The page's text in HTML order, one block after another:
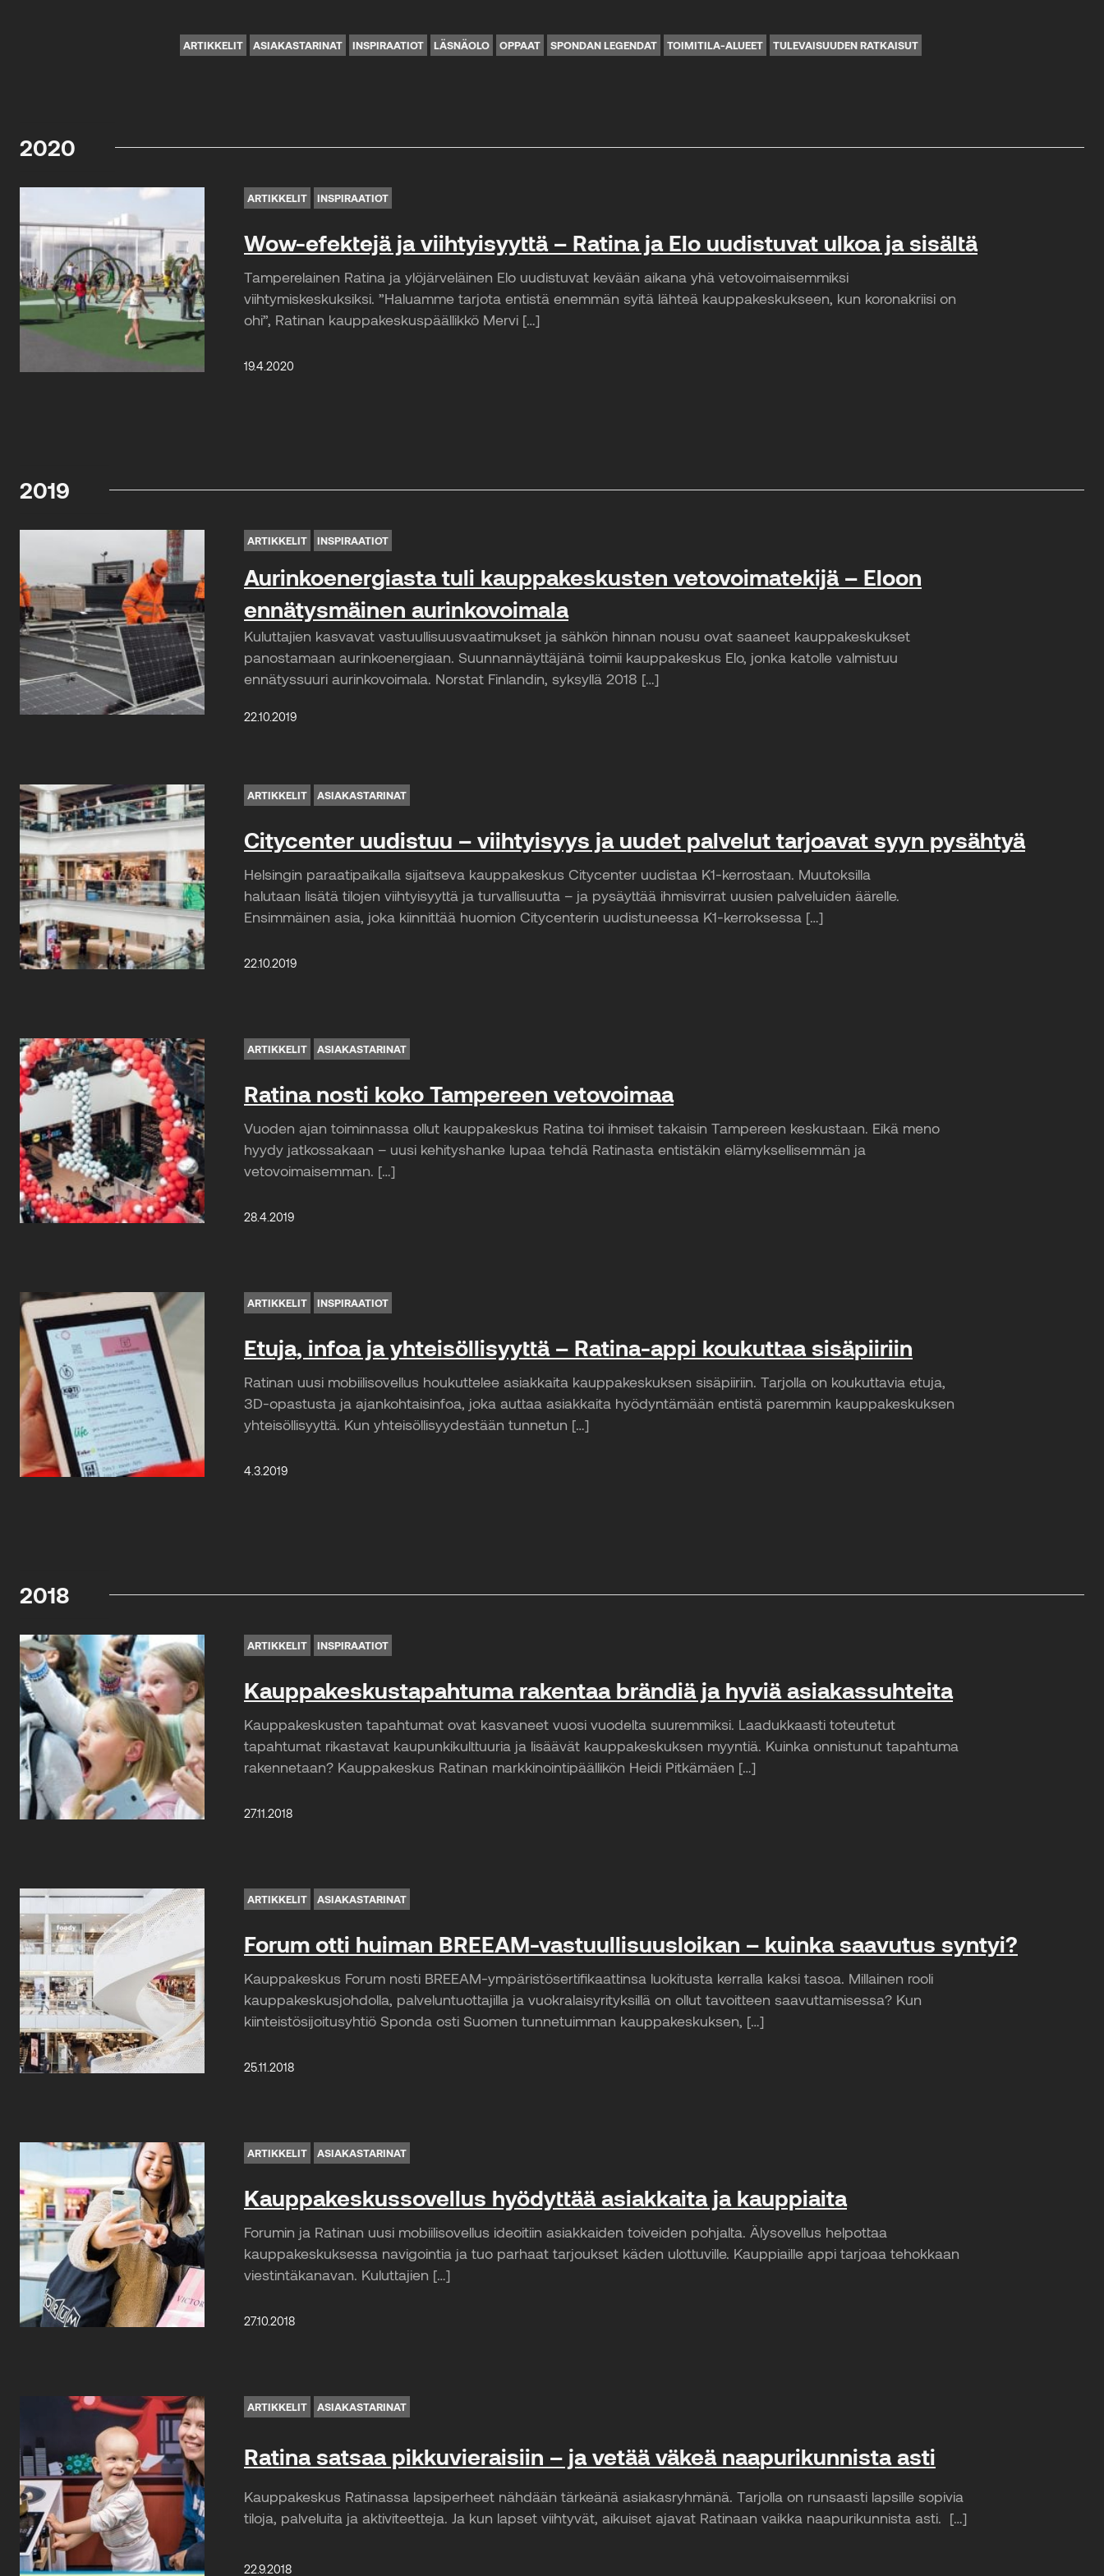
ARTIKKELIT ASIAKASTARINAT INSPIRAATIOT LÄSNÄOLO OPPAAT SPONDAN LEGENDAT TOIMITILA-ALUEET TULEVAISUUDEN RATKAISUT
2020
ARTIKKELIT INSPIRAATIOT
Wow-efektejä ja viihtyisyyttä – Ratina ja Elo uudistuvat ulkoa ja sisältä
Tamperelainen Ratina ja ylöjärveläinen Elo uudistuvat kevään aikana yhä vetovoimaisemmiksi
viihtymiskeskuksiksi. ”Haluamme tarjota entistä enemmän syitä lähteä kauppakeskukseen, kun koronakriisi on
ohi”, Ratinan kauppakeskuspäällikkö Mervi […]
19.4.2020
2019
ARTIKKELIT INSPIRAATIOT
Aurinkoenergiasta tuli kauppakeskusten vetovoimatekijä – Eloon
ennätysmäinen aurinkovoimala
Kuluttajien kasvavat vastuullisuusvaatimukset ja sähkön hinnan nousu ovat saaneet kauppakeskukset
panostamaan aurinkoenergiaan. Suunnannäyttäjänä toimii kauppakeskus Elo, jonka katolle valmistuu
ennätyssuuri aurinkovoimala. Norstat Finlandin, syksyllä 2018 […]
22.10.2019
ARTIKKELIT ASIAKASTARINAT
Citycenter uudistuu – viihtyisyys ja uudet palvelut tarjoavat syyn pysähtyä
Helsingin paraatipaikalla sijaitseva kauppakeskus Citycenter uudistaa K1-kerrostaan. Muutoksilla
halutaan lisätä tilojen viihtyisyyttä ja turvallisuutta – ja pysäyttää ihmisvirrat uusien palveluiden äärelle.
Ensimmäinen asia, joka kiinnittää huomion Citycenterin uudistuneessa K1-kerroksessa […]
22.10.2019
ARTIKKELIT ASIAKASTARINAT
Ratina nosti koko Tampereen vetovoimaa
Vuoden ajan toiminnassa ollut kauppakeskus Ratina toi ihmiset takaisin Tampereen keskustaan. Eikä meno
hyydy jatkossakaan – uusi kehityshanke lupaa tehdä Ratinasta entistäkin elämyksellisemmän ja
vetovoimaisemman. […]
28.4.2019
ARTIKKELIT INSPIRAATIOT
Etuja, infoa ja yhteisöllisyyttä – Ratina-appi koukuttaa sisäpiiriin
Ratinan uusi mobiilisovellus houkuttelee asiakkaita kauppakeskuksen sisäpiiriin. Tarjolla on koukuttavia etuja,
3D-opastusta ja ajankohtaisinfoa, joka auttaa asiakkaita hyödyntämään entistä paremmin kauppakeskuksen
yhteisöllisyyttä. Kun yhteisöllisyydestään tunnetun […]
4.3.2019
2018
ARTIKKELIT INSPIRAATIOT
Kauppakeskustapahtuma rakentaa brändiä ja hyviä asiakassuhteita
Kauppakeskusten tapahtumat ovat kasvaneet vuosi vuodelta suuremmiksi. Laadukkaasti toteutetut
tapahtumat rikastavat kaupunkikulttuuria ja lisäävät kauppakeskuksen myyntiä. Kuinka onnistunut tapahtuma
rakennetaan? Kauppakeskus Ratinan markkinointipäällikön Heidi Pitkämäen […]
27.11.2018
ARTIKKELIT ASIAKASTARINAT
Forum otti huiman BREEAM-vastuullisuusloikan – kuinka saavutus syntyi?
Kauppakeskus Forum nosti BREEAM-ympäristösertifikaattinsa luokitusta kerralla kaksi tasoa. Millainen rooli
kauppakeskusjohdolla, palveluntuottajilla ja vuokralaisyrityksillä on ollut tavoitteen saavuttamisessa? Kun
kiinteistösijoitusyhtiö Sponda osti Suomen tunnetuimman kauppakeskuksen, […]
25.11.2018
ARTIKKELIT ASIAKASTARINAT
Kauppakeskussovellus hyödyttää asiakkaita ja kauppiaita
Forumin ja Ratinan uusi mobiilisovellus ideoitiin asiakkaiden toiveiden pohjalta. Älysovellus helpottaa
kauppakeskuksessa navigointia ja tuo parhaat tarjoukset käden ulottuville. Kauppiaille appi tarjoaa tehokkaan
viestintäkanavan. Kuluttajien […]
27.10.2018
ARTIKKELIT ASIAKASTARINAT
Ratina satsaa pikkuvieraisiin – ja vetää väkeä naapurikunnista asti
Kauppakeskus ­Ratinassa lapsiperheet nähdään tärkeänä asiakasryhmänä. Tarjolla on runsaasti lapsille sopivia
tiloja, palveluita ja aktiviteetteja. Ja kun lapset viihtyvät, aikuiset ajavat Ratinaan vaikka naapurikunnista asti. […]
22.9.2018